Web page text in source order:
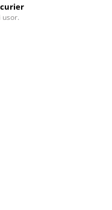
usor.